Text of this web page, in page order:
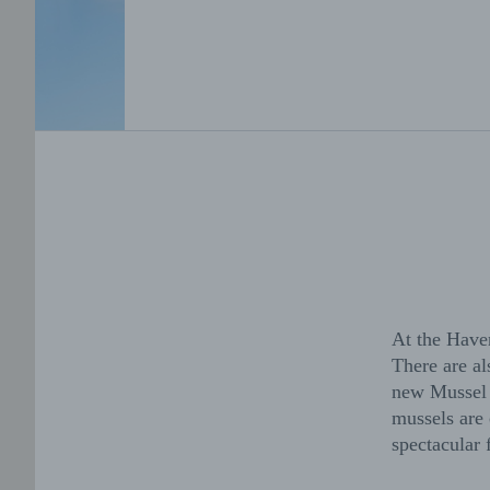
At the
There are
new
mussels
spectacular